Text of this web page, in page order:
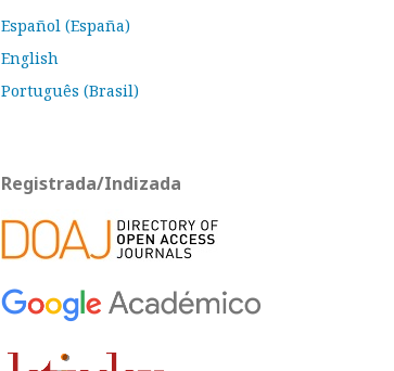
Español (España)
English
Português (Brasil)
Registrada/Indizada